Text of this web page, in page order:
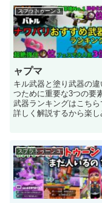
スプラトゥーン３
ャプマ
キル武器と塗り武器の
つために重要な3つの要
武器ランキングはこち
詳しく解説するから楽
スプラトゥーン３